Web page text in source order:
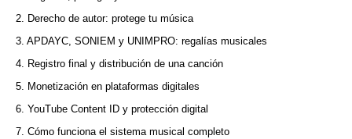
2. Derecho de autor: protege tu música
3. APDAYC, SONIEM y UNIMPRO: regalías musicales
4. Registro final y distribución de una canción
5. Monetización en plataformas digitales
6. YouTube Content ID y protección digital
7. Cómo funciona el sistema musical completo